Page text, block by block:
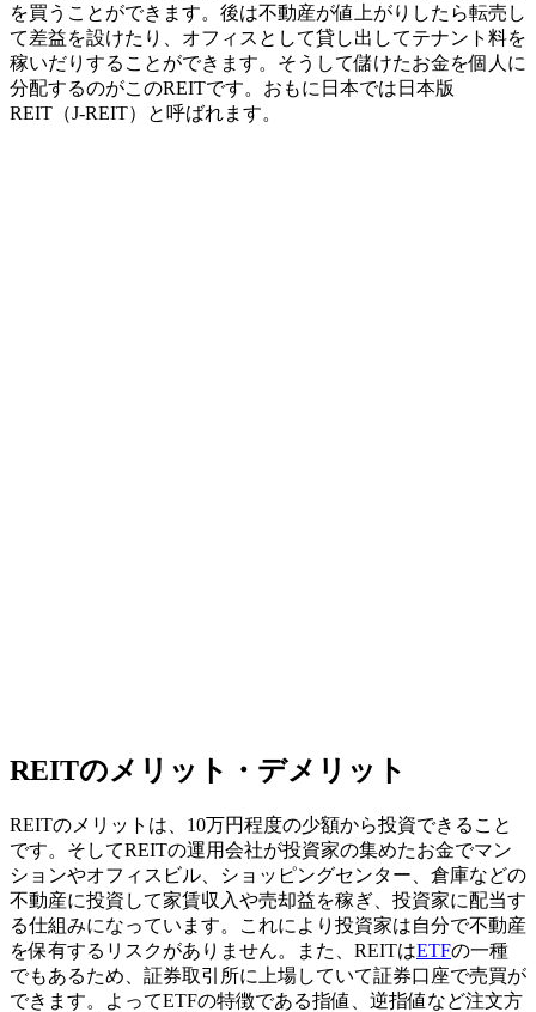
を買うことができます。後は不動産が値上がりしたら転売し
て差益を設けたり、オフィスとして貸し出してテナント料を
稼いだりすることができます。そうして儲けたお金を個人に
分配するのがこのREITです。おもに日本では日本版
REIT（J-REIT）と呼ばれます。
REITのメリット・デメリット
REITのメリットは、 10万円程度の少額から投資できる こと
です。そしてREITの運用会社が投資家の集めたお金でマン
ションやオフィスビル、ショッピングセンター、倉庫などの
不動産に投資して家賃収入や売却益を稼ぎ、投資家に配当す
る仕組みになっています。これにより投資家は自分で不動産
を保有するリスクがありません。また、REITはETFの一種
でもあるため、証券取引所に上場していて証券口座で売買が
できます。よってETFの特徴である指値、逆指値など注文方